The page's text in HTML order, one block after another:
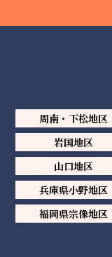
周南・下松地区
岩国地区
山口地区
兵庫県小野地区
福岡県宗像地区